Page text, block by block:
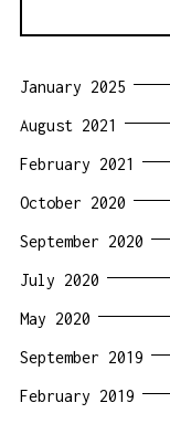
January 2025
August 2021
February 2021
October 2020
September 2020
July 2020
May 2020
September 2019
February 2019